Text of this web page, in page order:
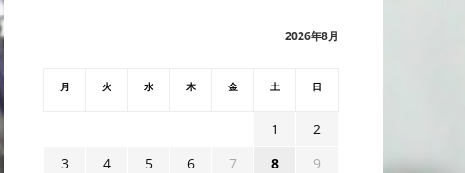
2026年8月
月 火 水 木 金 土 日
1
2
3
4 5 6 7 8
9